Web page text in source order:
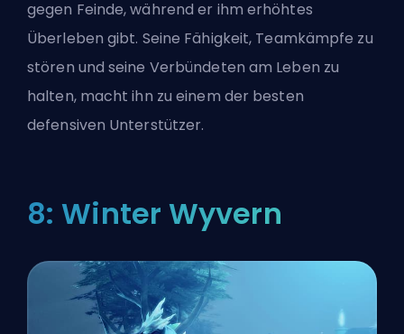
gegen Feinde, während er ihm erhöhtes
Überleben gibt. Seine Fähigkeit, Teamkämpfe zu
stören und seine Verbündeten am Leben zu
halten, macht ihn zu einem der besten
defensiven Unterstützer.
8: Winter Wyvern